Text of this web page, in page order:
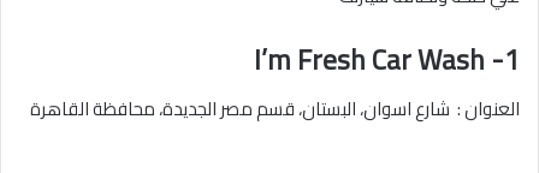
1- I’m Fresh Car Wash
العنوان : شارع اسوان، البستان، قسم مصر الجديدة، محافظة القاهرة‬